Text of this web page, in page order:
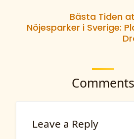
Bästa Tiden
Nöjesparker i Sverige:
Comments
Leave a Reply